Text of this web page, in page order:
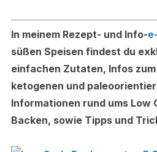
In meinem Rezept- und Info-
süßen Speisen findest du
einfachen Zutaten, Infos
ketogenen und
Informationen rund ums Low
Backen, sowie Tipps und